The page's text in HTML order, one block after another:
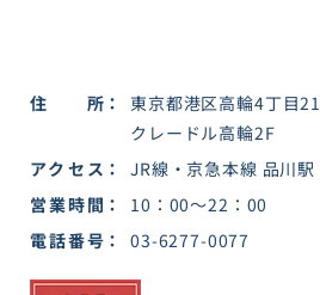
住所
東京都港区高輪4丁目
クレードル高輪2F
アクセス
JR線・京急本線 品川駅
営業時間
10：00～22：00
電話番号
03-6277-0077